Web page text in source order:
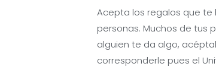
Acepta los regalos que te
personas. Muchos de tus
alguien te da algo,
corresponderle pues el